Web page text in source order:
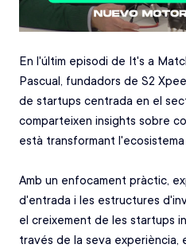
En l'últim episodi de It's a
Pascual, fundadors de S2
de startups centrada en el
comparteixen insights sobre
està transformant
Amb un enfocament pràctic,
d'entrada i les estructures
el creixement de les startups
través de la seva experiència,